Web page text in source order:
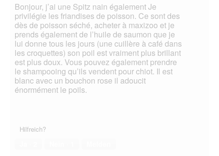
Bonjour, j’ai une Spitz nain également Je
privilégie les friandises de poisson. Ce sont des
dès de poisson séché, acheter à maxizoo et je
prends également de l’huile de saumon que je
lui donne tous les jours (une cuillère à café dans
les croquettes) son poil est vraiment plus brillant
est plus doux. Vous pouvez également prendre
le shampooing qu’ils vendent pour chiot. Il est
blanc avec un bouchon rose il adoucit
énormément le poils.
Hilfreich?